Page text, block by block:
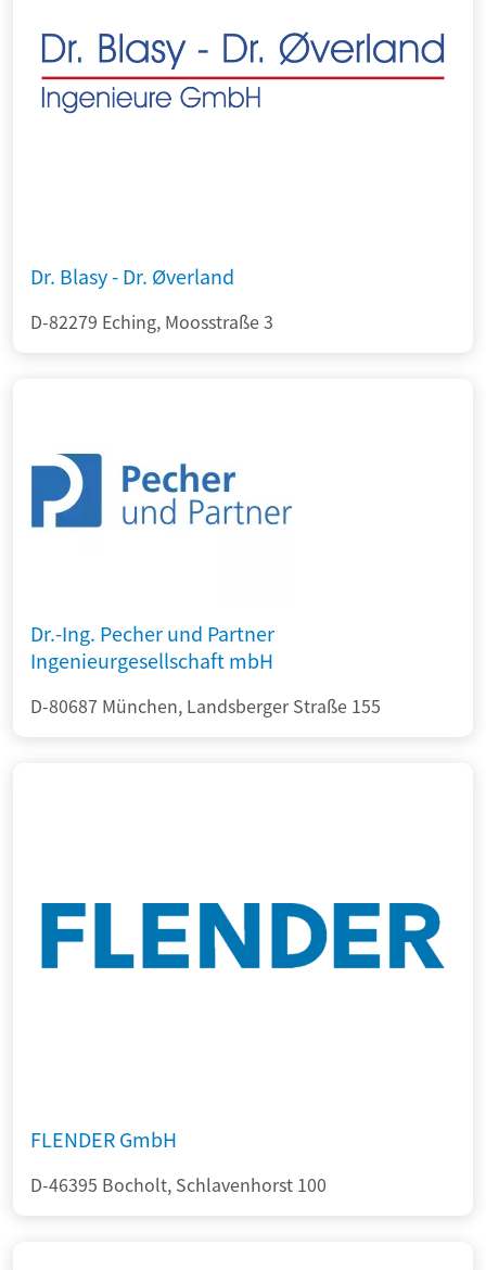
Dr. Blasy - Dr. Øverland
D-82279 Eching, Moosstraße 3
Dr.-Ing. Pecher und Partner
Ingenieurgesellschaft mbH
D-80687 München, Landsberger Straße 155
FLENDER GmbH
D-46395 Bocholt, Schlavenhorst 100